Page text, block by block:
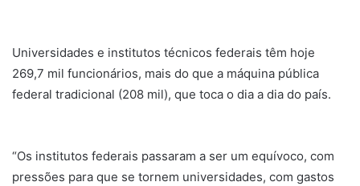
Universidades e institutos técnicos federais têm hoje
269,7 mil funcionários, mais do que a máquina pública
federal tradicional (208 mil), que toca o dia a dia do país.
“Os institutos federais passaram a ser um equívoco, com
pressões para que se tornem universidades, com gastos